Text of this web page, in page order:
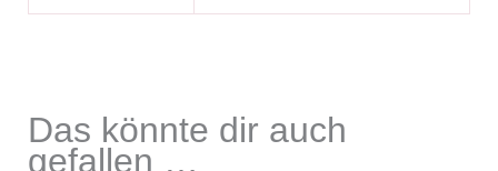
Das könnte dir auch
gefallen …